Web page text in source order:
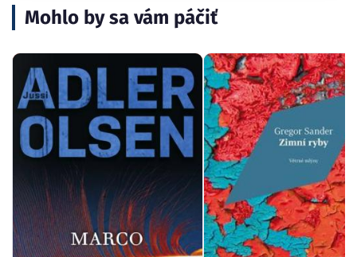
Mohlo by sa vám páčiť